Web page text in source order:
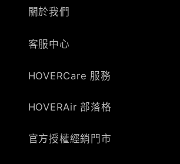
關於我們
客服中心
HOVERCare 服務
HOVERAir 部落格
官方授權經銷門市